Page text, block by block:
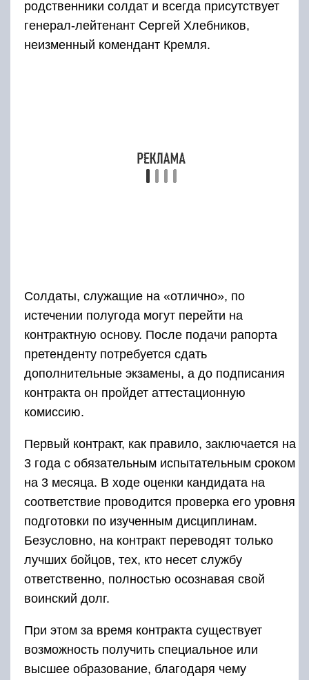
дополнительные экзамены, а до подписания
контракта он пройдет аттестационную
подготовки по изученным дисциплинам.
Безусловно, на контракт переводят только
лучших бойцов, тех, кто несет службу
ответственно, полностью осознавая свой
воинский долг.
При этом за время контракта существует
высшее образование, благодаря чему
появляются перспективы стать офицером. Не
менее интересен вопрос о форме кремлевца,
ведь в его обязанность входит быть всегда на
виду. Служащие Президентского полка –
визитная карта Кремля, и, соответственно,
Москвы и всей России.